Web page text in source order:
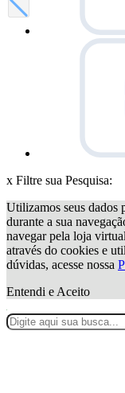
x Filtre sua Pesquisa:
Utilizamos seus dados
durante a sua
navegar pela loja
através do cookies e
dúvidas, acesse nossa
Entendi e Aceito